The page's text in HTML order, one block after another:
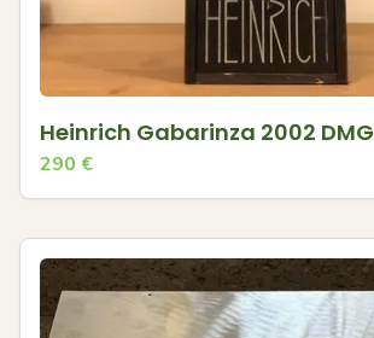
Heinrich Gabarinza 2002 DMG
290 €